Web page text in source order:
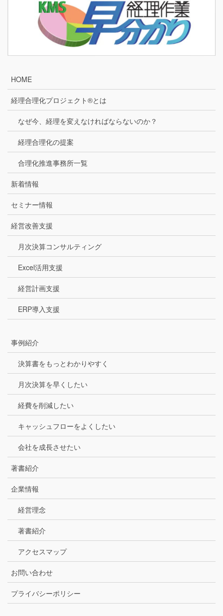
HOME
経理合理化プロジェクト®とは
なぜ今、経理を変えなければならないのか？
経理合理化の提案
合理化推進事務所一覧
新着情報
セミナー情報
経営改善支援
月次決算コンサルティング
Excel活用支援
経営計画支援
ERP導入支援
事例紹介
決算書をもっとわかりやすく
月次決算を早くしたい
経費を削減したい
キャッシュフローをよくしたい
会社を成長させたい
著書紹介
企業情報
経営理念
著書紹介
アクセスマップ
お問い合わせ
プライバシーポリシー